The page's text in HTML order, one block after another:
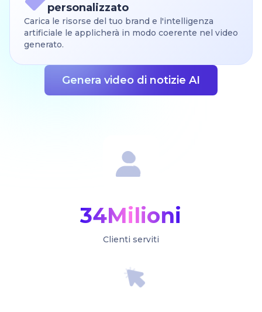
personalizzato
Carica le risorse del tuo brand e l'intelligenza
artificiale le applicherà in modo coerente nel video
generato.
Genera video di notizie AI
34Milioni
Clienti serviti